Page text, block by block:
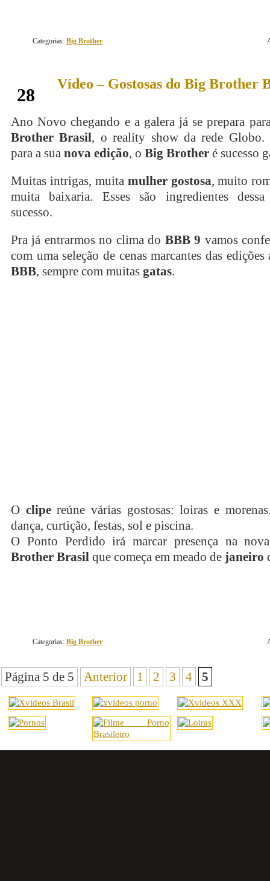
Categorias: Big Brother
28
Vídeo – Gostosas do Big Brother
Ano Novo chegando e a galera já se prepara
Brother Brasil, o reality show da rede Globo.
para a sua nova edição, o Big Brother é sucesso
Muitas intrigas, muita mulher gostosa, muito
muita baixaria. Esses são ingredientes
sucesso.
Pra já entrarmos no clima do BBB 9 vamos
com uma seleção de cenas marcantes das
BBB, sempre com muitas gatas.
O clipereúne várias gostosas: loiras e
dança, curtição, festas, sol e piscina.
O Ponto Perdido irá marcar presença na
Brother Brasil que começa em meado de janeiro
Categorias: Big Brother
Página 5 de 5 Anterior 1 2 3 4 5